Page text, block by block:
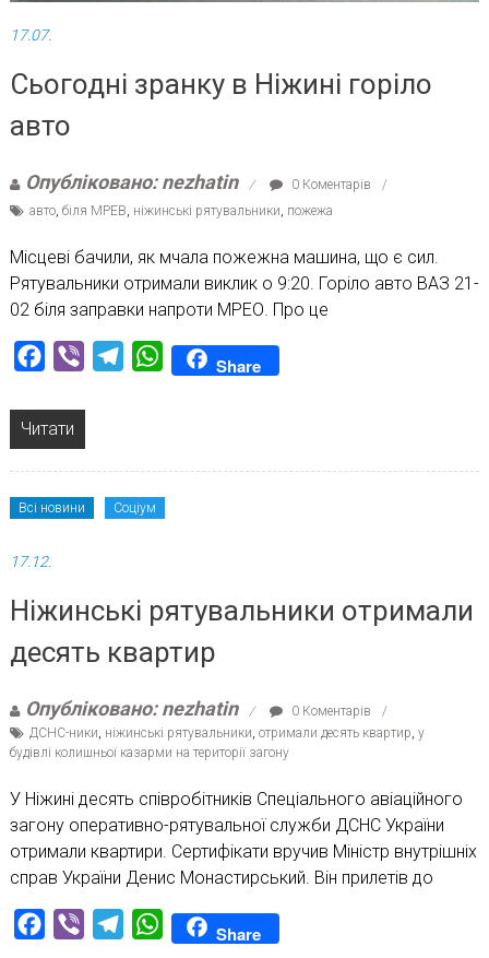
17.07.
Сьогодні зранку в Ніжині горіло
авто
Опубліковано: nezhatin
0 Коментарів
авто, біля МРЕВ ніжинські рятувальники пожежа
Місцеві бачили, як мчала пожежна машина, що є сил.
Рятувальники отримали виклик о 9:20. Горіло авто ВАЗ 21-
02 біля заправки напроти МРЕО. Про це
Facebook
Viber TelegramWhatsAppShare
Читати
Всі новини Соціум
17.12.
Ніжинські рятувальники отримали
десять квартир
Опубліковано: nezhatin
0 Коментарів
ДСНС-ники ніжинські рятувальники отримали десять квартир у
будівлі колишньої казарми на території загону
У Ніжині десять співробітників Спеціального авіаційного
загону оперативно-рятувальної служби ДСНС України
отримали квартири. Сертифікати вручив Міністр внутрішніх
справ України Денис Монастирський. Він прилетів до
Facebook
Viber TelegramWhatsAppShare